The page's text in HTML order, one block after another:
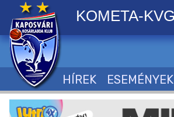
KOMETA-
HÍREK ESEMÉNYEK